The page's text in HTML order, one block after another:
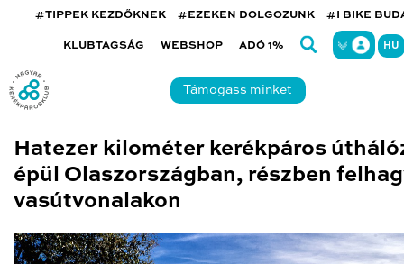
#TIPPEK KEZDŐKNEK #EZEKEN DOLGOZUNK #I BIKE
KLUBTAGSÁG WEBSHOP ADÓ 1% HU
Támogass minket
Hatezer kilométer kerékpáros
épül Olaszországban, részben
vasútvonalakon